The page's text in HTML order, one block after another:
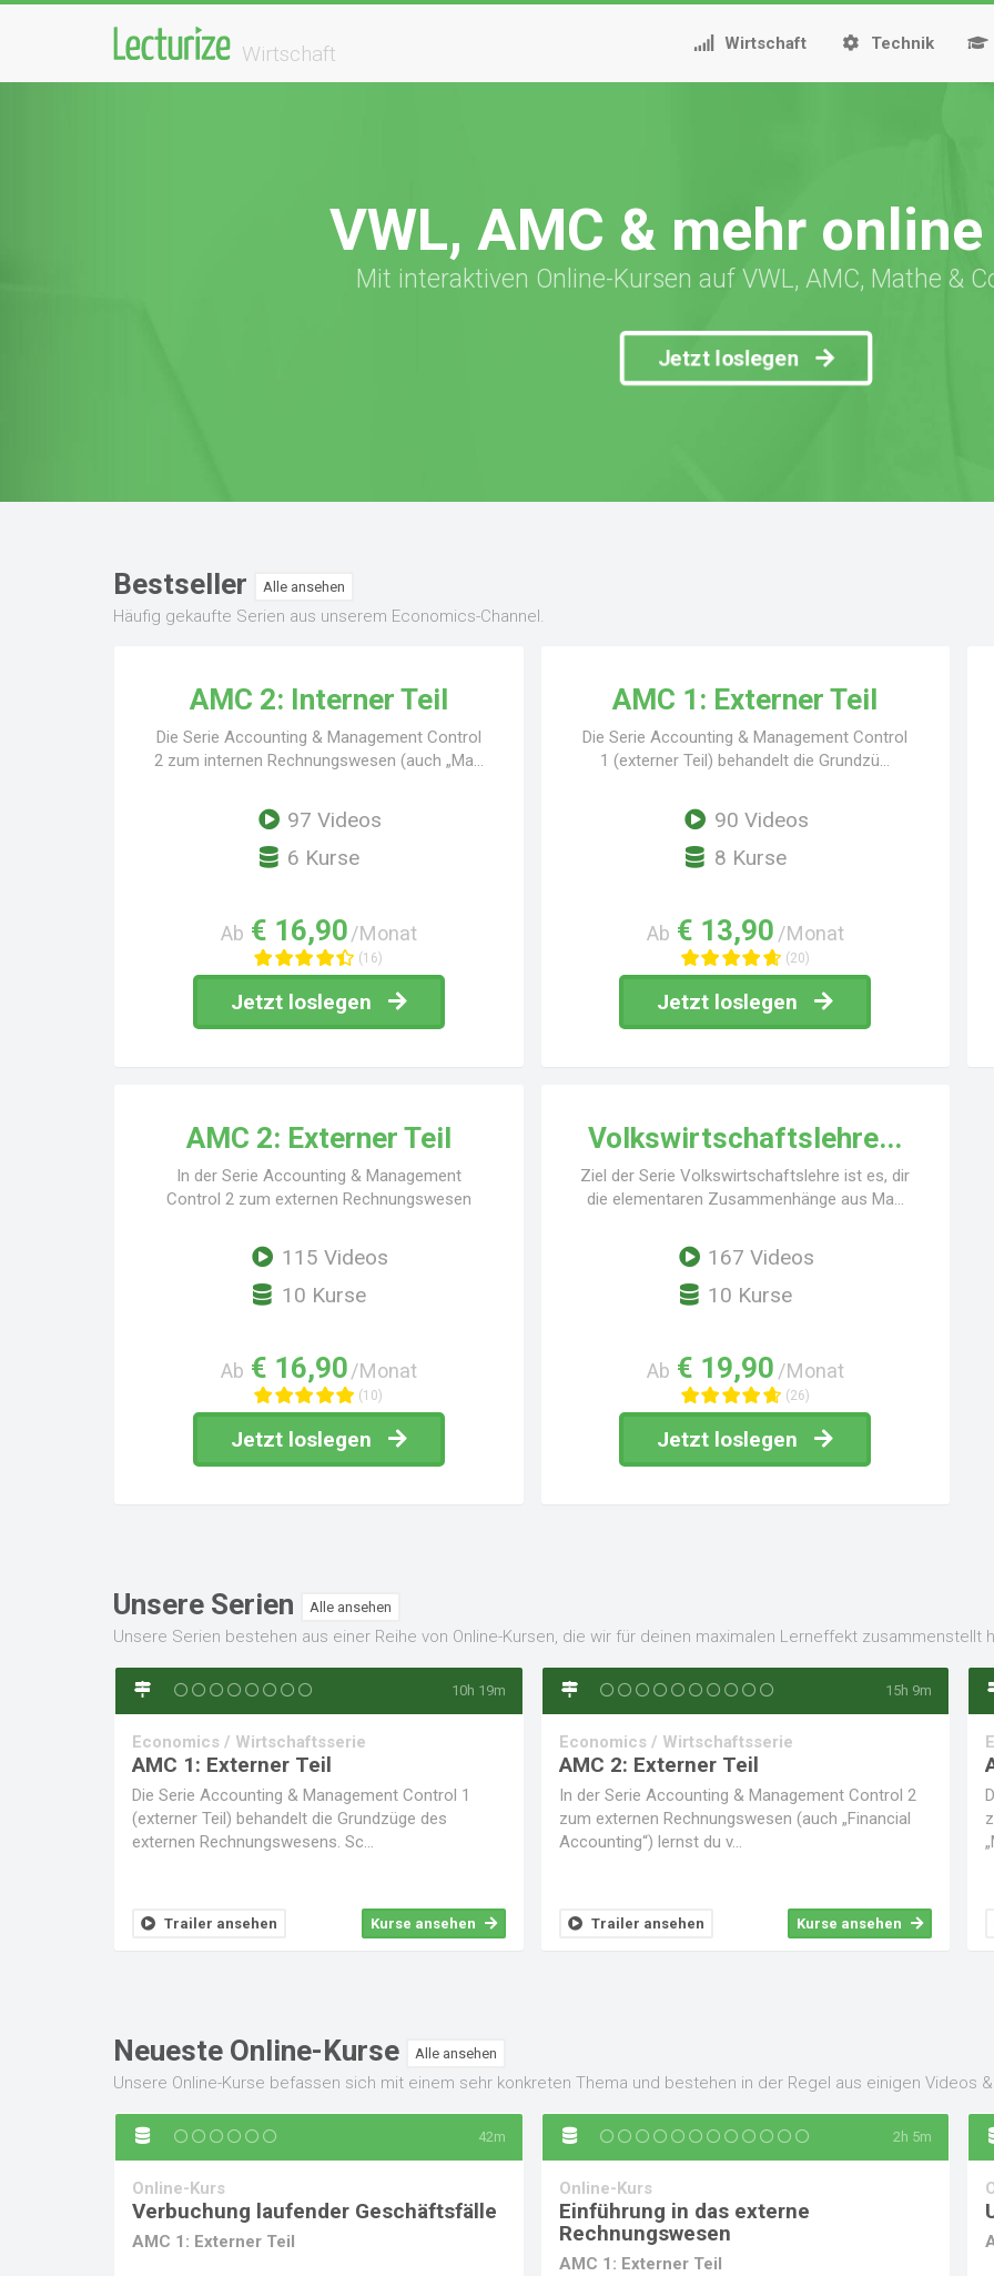
Wirtschaft Wirtschaft Technik
VWL, AMC & mehr
Mit interaktiven Online-Kursen auf VWL, AMC, Mathe &
Jetzt loslegen
Bestseller Alle ansehen
Häufig gekaufte Serien aus unserem Economics-Channel.
AMC 2: Interner Teil
Die Serie Accounting & Management Control
2 zum internen Rechnungswesen (auch „Ma...
97 Videos
6 Kurse
Ab € 16,90/Monat
(16)
Jetzt loslegen
AMC 1: Externer Teil
Die Serie Accounting & Management Control
1 (externer Teil) behandelt die Grundzü...
90 Videos
8 Kurse
Ab € 13,90 /Monat
(20)
Jetzt loslegen
AMC 2: Externer Teil
In der Serie Accounting & Management
Control 2 zum externen Rechnungswesen
115 Videos
10 Kurse
Ab € 16,90/Monat
(10)
Jetzt loslegen
Volkswirtschaftslehre...
Ziel der Serie Volkswirtschaftslehre ist es, dir
die elementaren Zusammenhänge aus Ma...
167 Videos
10 Kurse
Ab € 19,90 /Monat
(26)
Jetzt loslegen
Unsere Serien Alle ansehen
Unsere Serien bestehen aus einer Reihe von Online-Kursen, die wir für deinen maximalen Lerneffekt zusammenstellt
10h 19m
Economics / Wirtschaftsserie
AMC 1: Externer Teil
Die Serie Accounting & Management Control 1
(externer Teil) behandelt die Grundzüge des
externen Rechnungswesens. Sc...
Trailer ansehen Kurse ansehen
15h 9m
Economics / Wirtschaftsserie
AMC 2: Externer Teil
In der Serie Accounting & Management Control 2
zum externen Rechnungswesen (auch „Financial
Accounting“) lernst du v...
Trailer ansehen Kurse ansehen
Neueste Online-Kurse Alle ansehen
Unsere Online-Kurse befassen sich mit einem sehr konkreten Thema und bestehen in der Regel aus einigen Videos
42m
Online-Kurs
Verbuchung laufender Geschäftsfälle
AMC 1: Externer Teil
2h 5m
Online-Kurs
Einführung in das externe
Rechnungswesen
AMC 1: Externer Teil